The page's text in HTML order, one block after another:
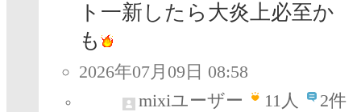
ト一新したら大炎上必至か
も
2026年07月09日 08:58
mixiユーザー
11人 2件